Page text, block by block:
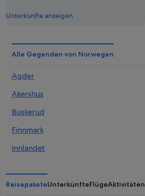
Unterkünfte anzeigen
Alle Gegenden von Norwegen
Agder
Akershus
Buskerud
Finnmark
Innlandet
Nordland (Provinz)
ReisepaketeUnterkünfteFlügeAktivitäten